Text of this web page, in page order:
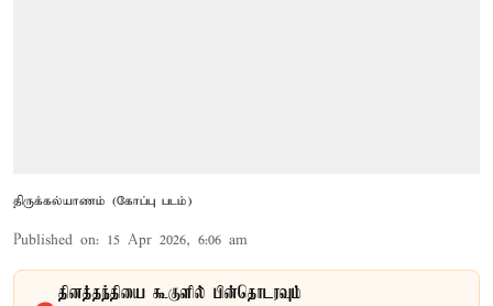
திருக்கல்யாணம் (கோப்பு படம்)
Published on: 15 Apr 2026, 6:06 am
தினத்தந்தியை கூகுளில் பின்தொடரவும்